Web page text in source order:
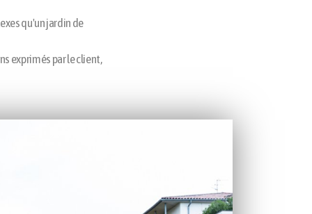
qu'un jardin de
exprimés par le client,